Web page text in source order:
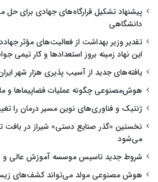
پیشنهاد تشکیل قرارگاه‌های جهادی برای حل
دانشگاهی
تقدیر وزیر بهداشت از فعالیت‌های مؤثر
این نهاد زمینه بروز استعدادها و کار تیمی
یافته‌های جدید از آسیب پذیری هزار شهر
هوش‌مصنوعی چگونه عملیات فضاپیماها و
ژنتیک و فناوری‌های نوین مسیر درمان را
نخستین «گذر صنایع دستی» شیراز در بافت
می‌شود
شروط جدید تاسیس موسسه آموزش عالی و
هوش مصنوعی مولد می‌تواند کشف‌های